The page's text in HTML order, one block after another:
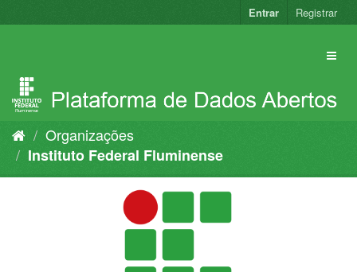
para
Entrar Registrar
Organizações
Instituto Federal Fluminense